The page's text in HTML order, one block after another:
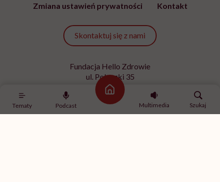
Tematy Podcast
Strona główna
Multimedia
Szukaj
Zmiana ustawień prywatności
Kontakt
Skontaktuj się z nami
Fundacja Hello Zdrowie
ul. Poleczki 35
02-822 Warszawa
NIP 9512613236
Kontakt z redakcją